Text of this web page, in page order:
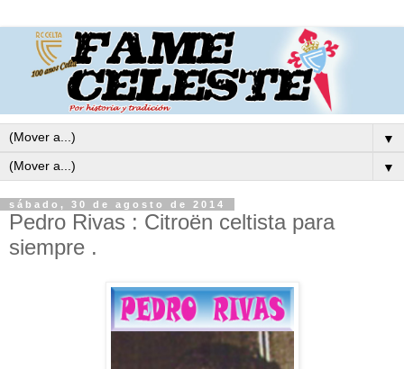
▼
▼
sábado, 30 de agosto de 2014
Pedro Rivas : Citroën celtista para
siempre .